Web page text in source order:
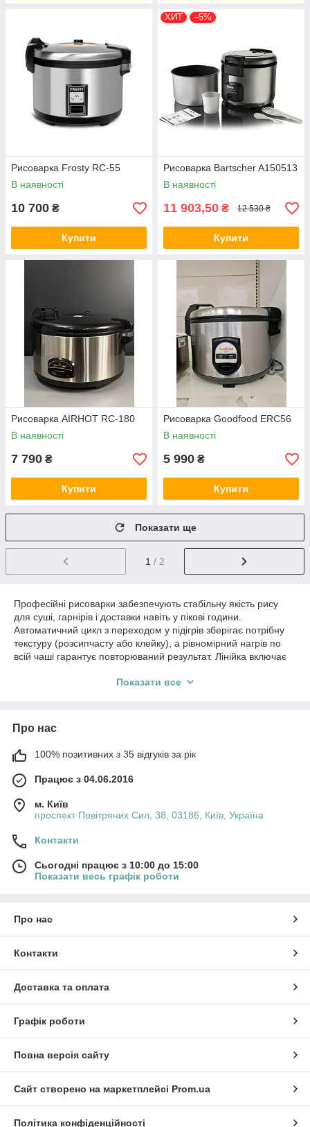
Рисоварка Frosty RC-55
В наявності
10 700 ₴
Купити
ХИТ –5%
Рисоварка Bartscher A150513
В наявності
11 903,50 ₴ 12 530 ₴
Купити
Рисоварка AIRHOT RC-180
В наявності
7 790 ₴
Купити
Рисоварка Goodfood ERC56
В наявності
5 990 ₴
Купити
Показати ще
1 / 2
Професійні рисоварки забезпечують стабільну якість рису
для суші, гарнірів і доставки навіть у пікові години.
Автоматичний цикл з переходом у підігрів зберігає потрібну
текстуру (розсипчасту або клейку), а рівномірний нагрів по
всій чаші гарантує повторюваний результат. Лінійка включає
високопродуктивних для їдалень і кейтерингу — з
Переваги:
подачі.
Рівномірний нагрів та точне дозування води —
Антипригарні/знімні чаші, просте миття та сервіс.
закладу.
Показати все
Про нас
100% позитивних з 35 відгуків за рік
Працює з 04.06.2016
м. Київ
проспект Повітряних Сил, 38, 03186, Київ, Україна
Контакти
Сьогодні працює з 10:00 до 15:00
Показати весь графік роботи
Про нас
Контакти
Доставка та оплата
Графік роботи
Повна версія сайту
Сайт створено на маркетплейсі Prom.ua
Політика конфіденційності